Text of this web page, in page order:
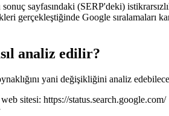
sayfasındaki (SERP'deki)
gerçekleştiğinde Google sıralamaları
analiz edilir?
yani değişikliğini analiz
sitesi: https://status.search.google.com/